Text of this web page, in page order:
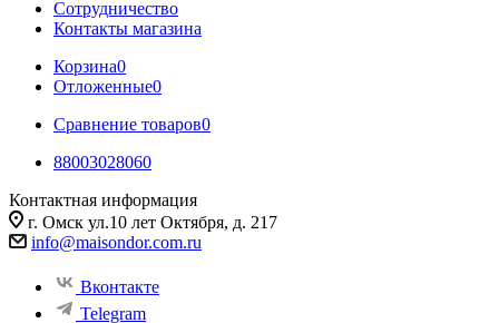
Сотрудничество
Контакты магазина
Корзина0
Отложенные0
Сравнение товаров0
88003028060
Контактная информация
г. Омск ул.10 лет Октября, д. 217
info@maisondor.com.ru
Вконтакте
Telegram